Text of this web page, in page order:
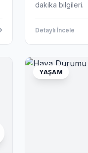
dakika bilgileri.
Detaylı İncele
YAŞAM